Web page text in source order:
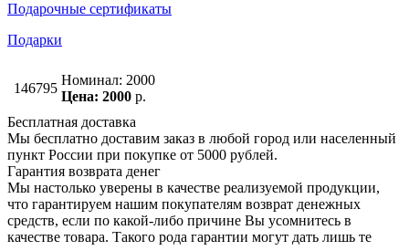
Подарочные сертификаты
Подарки
146795
Номинал: 2000
Цена: 2000 р.
Бесплатная доставка
Мы бесплатно доставим заказ в любой город или населенный
пункт России при покупке от 5000 рублей.
Гарантия возврата денег
Мы настолько уверены в качестве реализуемой продукции,
что гарантируем нашим покупателям возврат денежных
средств, если по какой-либо причине Вы усомнитесь в
качестве товара. Такого рода гарантии могут дать лишь те